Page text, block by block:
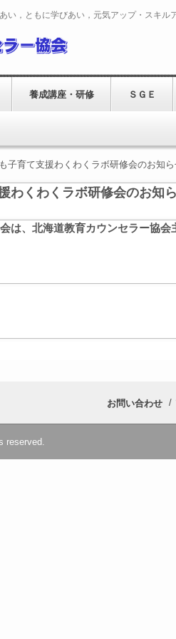
い，ともに学びあい，元気アップ・スキル
養成講座・研修 ＳＧＥ
子育て支援わくわくラボ研修会のお知
わくわくラボ研修会のお知
は、北海道教育カウンセラー協会
お問い合わせ
reserved.